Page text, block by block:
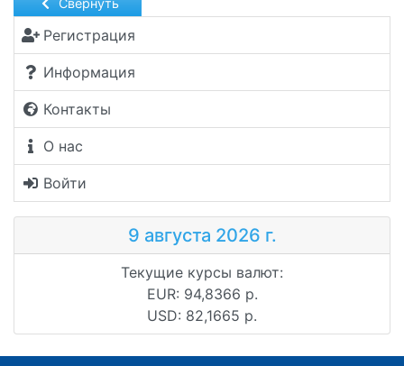
Свернуть
Регистрация
Информация
Контакты
О нас
Войти
9 августа 2026 г.
Текущие курсы валют:
EUR: 94,8366 р.
USD: 82,1665 р.